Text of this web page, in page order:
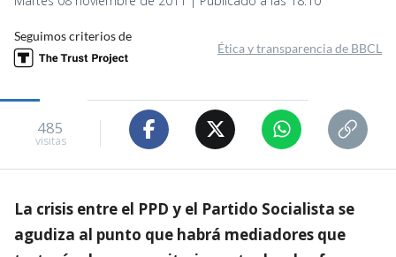
Seguimos criterios de
Ética y transparencia de BBCL
485
visitas
La crisis entre el PPD y el Partido Socialista se
agudiza al punto que habrá mediadores que